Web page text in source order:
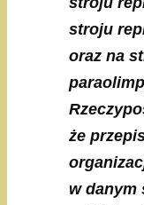
stroju
oraz na
że
w danym